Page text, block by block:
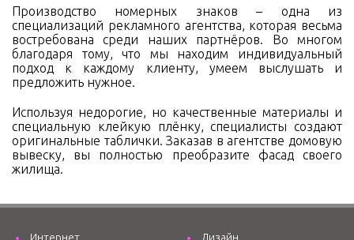
Производство номерных знаков – одна из
специализаций рекламного агентства, которая весьма
востребована среди наших партнёров. Во многом
благодаря тому, что мы находим индивидуальный
подход к каждому клиенту, умеем выслушать и
предложить нужное.
Используя недорогие, но качественные материалы и
специальную клейкую плёнку, специалисты создают
оригинальные таблички. Заказав в агентстве домовую
вывеску, вы полностью преобразите фасад своего
жилища.